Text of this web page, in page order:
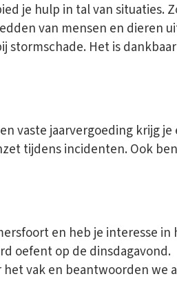
je hulp in tal van situaties.
van mensen en dieren
stormschade. Het is
vaste jaarvergoeding krijg je
tijdens incidenten. Ook
en heb je interesse in
oefent op de dinsdagavond.
vak en beantwoorden we